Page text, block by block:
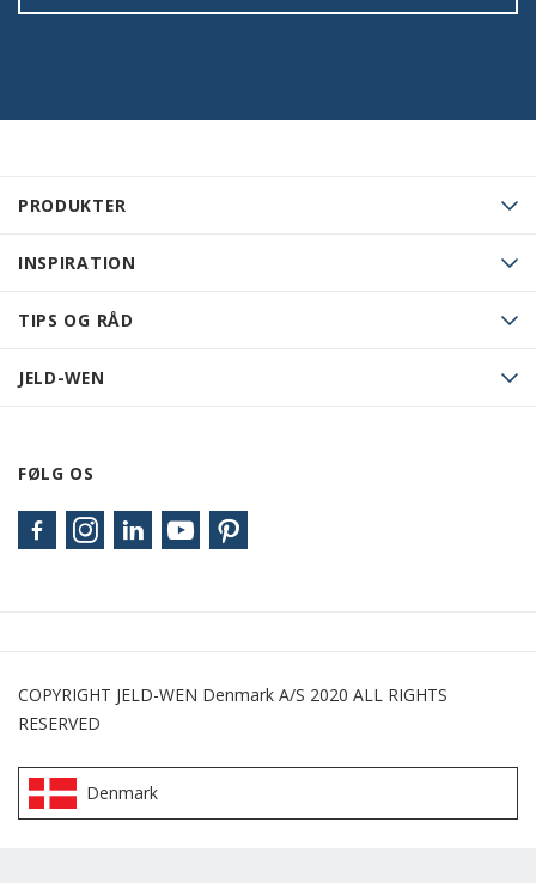
PRODUKTER
INSPIRATION
TIPS OG RÅD
JELD-WEN
FØLG OS
COPYRIGHT JELD-WEN Denmark A/S 2020 ALL RIGHTS
RESERVED
Denmark